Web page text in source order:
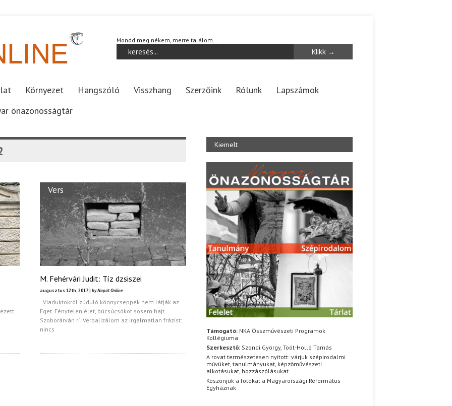
Mondd meg nékem, merre találom…
Környezet Hangszóló Visszhang Szerzőink Rólunk
Lapszámok
önazonosságtár
Vers
M. Fehérvári Judit: Tíz dzsiszei
augusztus 12th, 2017 | by Napút Online
Viaduktokról zúduló könnycseppek nem látják az
Eget. Fénytelen élet, búcsúcsókot sosem hajt.
Szoborárván rí. Verbalizálom az irgalmatlan frázist:
nincs
Kiemelt
Támogató: NKA Összművészeti Programok
Kollégiuma
Szerkesztő: Szondi György, Toót-Holló Tamás
A rovat természetesen nyitott: várjuk szépirodalmi
művüket, tanulmányukat, képzőművészeti
alkotásukat, hozzászólásukat.
Köszönjük a fotókat a Magyarországi Református
Egyháznak